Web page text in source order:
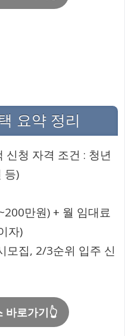
요약 정리
신청 자격 조건 : 청년
등)
만원) + 월 임대료
자)
모집, 2/3순위 입주 신
바로가기👆